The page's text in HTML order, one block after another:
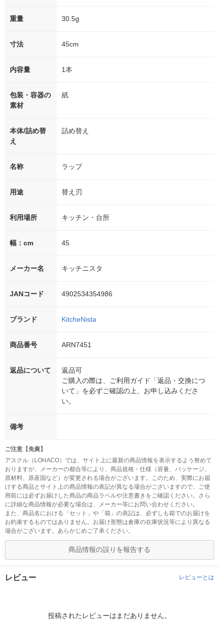
重量 30.5g
寸法 45cm
内容量 1本
包装・容器の
素材
紙
本体/詰め替
え
詰め替え
名称 ラップ
用途 替え刃
利用場所 キッチン・台所
幅：cm 45
メーカー名 キッチニスタ
JANコード 4902534354986
ブランド KitcheNista
商品番号 ARN7451
返品について
返品可
ご購入の際は、ご利用ガイド「返品・交換につ
いて」を必ずご確認の上、お申し込みくださ
い。
備考
ご注意【免責】
アスクル（LOHACO）では、サイト上に最新の商品情報を表示するよう努めて
おりますが、メーカーの都合等により、商品規格・仕様（容量、パッケージ、
原材料、原産国など）が変更される場合がございます。このため、実際にお届
けする商品とサイト上の商品情報の表記が異なる場合がございますので、ご使
用前には必ずお届けした商品の商品ラベルや注意書きをご確認ください。さら
に詳細な商品情報が必要な場合は、メーカー等にお問い合わせください。
また、商品名における「セット」や「箱」の表記は、必ずしも箱でのお届けを
お約束するものではありません。お届け形態は倉庫の在庫状況等により異なる
場合がございます。あらかじめご了承ください。
商品情報の誤りを報告する
レビュー レビューとは
投稿されたレビューはまだありません。